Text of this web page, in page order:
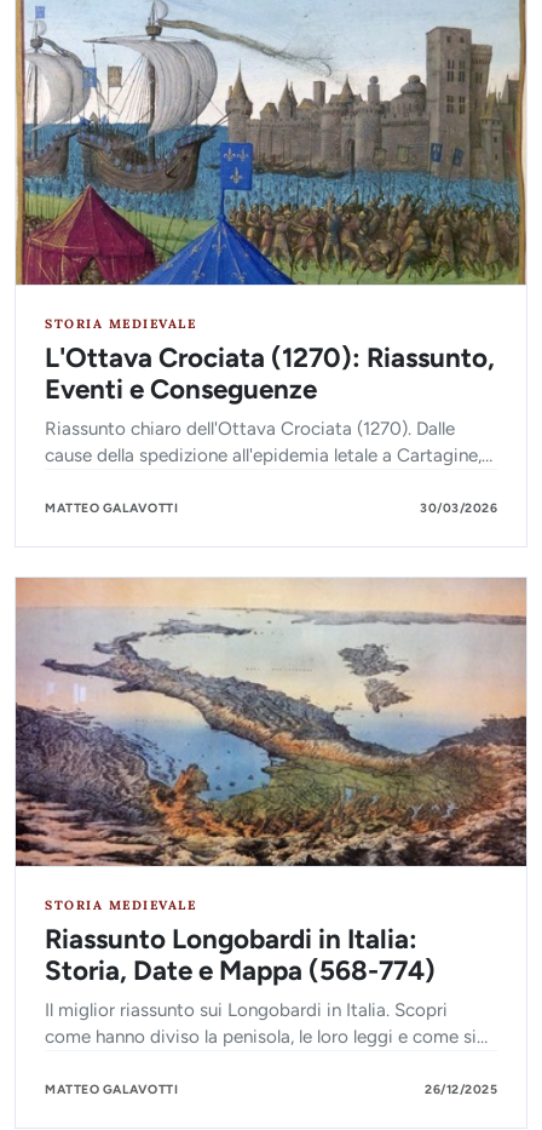
STORIA MEDIEVALE
L'Ottava Crociata (1270): Riassunto,
Eventi e Conseguenze
Riassunto chiaro dell'Ottava Crociata (1270). Dalle
cause della spedizione all'epidemia letale a Cartagine,
MATTEO GALAVOTTI 30/03/2026
STORIA MEDIEVALE
Riassunto Longobardi in Italia:
Storia, Date e Mappa (568-774)
Il miglior riassunto sui Longobardi in Italia. Scopri
come hanno diviso la penisola, le loro leggi e come si
MATTEO GALAVOTTI 26/12/2025